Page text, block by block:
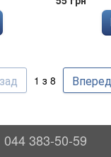
1 з 8 Вперед
044 383-50-59